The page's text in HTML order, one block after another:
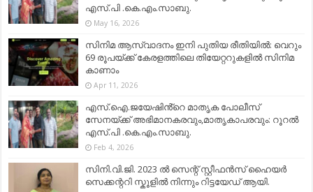
എസ്.പി .കെ.എം.സാബു.
May 16, 2026
സിനിമ ആസ്വാദനം ഇനി പുതിയ രീതിയിൽ: വെറും
69 രൂപയ്ക്ക് കേരളത്തിലെ തിയേറ്ററുകളിൽ സിനിമ
കാണാം
Apr 11, 2026
എസ്.ഐ.ജയേഷിൻ്റെ മാതൃക പോലീസ്
സേനയ്ക്ക് അഭിമാനകരവും,മാതൃകാപരവും: റൂറൽ
എസ്.പി .കെ.എം.സാബു.
Feb 4, 2026
സിനി.വി.ജി. 2023 ൽ സെന്റ് സ്റ്റീഫൻസ് ഹൈയർ
സെക്കന്ററി സ്കൂളിൽ നിന്നും റിട്ടയേഡ് ആയി.